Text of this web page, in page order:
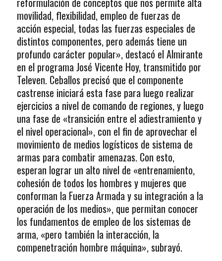
movilidad, flexibilidad, empleo de fuerzas de
acción especial, todas las fuerzas especiales de
distintos componentes, pero además tiene un
profundo carácter popular», destacó el Almirante
en el programa José Vicente Hoy, transmitido por
Televen. Ceballos precisó que el componente
castrense iniciará esta fase para luego realizar
ejercicios a nivel de comando de regiones, y luego
una fase de «transición entre el adiestramiento y
el nivel operacional», con el fin de aprovechar el
movimiento de medios logísticos de sistema de
armas para combatir amenazas. Con esto,
esperan lograr un alto nivel de «entrenamiento,
cohesión de todos los hombres y mujeres que
conforman la Fuerza Armada y su integración a la
operación de los medios», que permitan conocer
los fundamentos de empleo de los sistemas de
arma, «pero también la interacción, la
compenetración hombre máquina», subrayó.